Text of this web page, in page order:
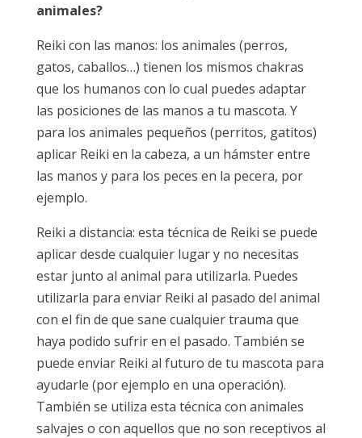
animales?
Reiki con las manos: los animales (perros,
gatos, caballos…) tienen los mismos chakras
que los humanos con lo cual puedes adaptar
las posiciones de las manos a tu mascota. Y
para los animales pequeños (perritos, gatitos)
aplicar Reiki en la cabeza, a un hámster entre
las manos y para los peces en la pecera, por
ejemplo.
Reiki a distancia: esta técnica de Reiki se puede
aplicar desde cualquier lugar y no necesitas
estar junto al animal para utilizarla. Puedes
utilizarla para enviar Reiki al pasado del animal
con el fin de que sane cualquier trauma que
haya podido sufrir en el pasado. También se
puede enviar Reiki al futuro de tu mascota para
ayudarle (por ejemplo en una operación).
También se utiliza esta técnica con animales
salvajes o con aquellos que no son receptivos al